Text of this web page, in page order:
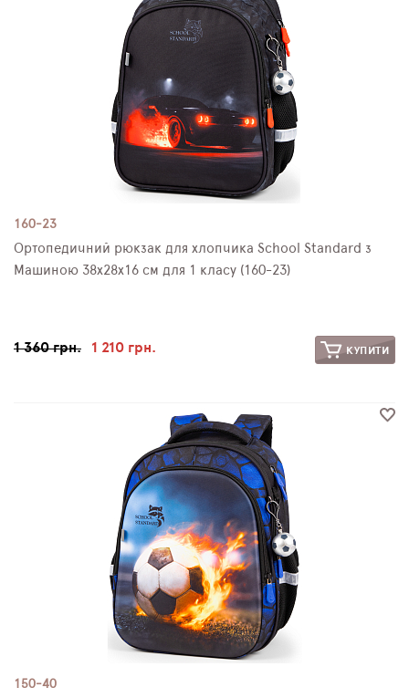
160-23
Ортопедичний рюкзак для хлопчика School Standard з
Машиною 38х28х16 см для 1 класу (160-23)
1 360 грн. 1 210 грн. КУПИТИ
150-40